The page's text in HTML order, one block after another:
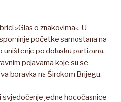
»Glas o znakovima«. U
početke samostana na
uništenje po dolasku partizana.
pojavama koje su se
boravka na Širokom Brijegu.
svjedočenje jedne hodočasnice